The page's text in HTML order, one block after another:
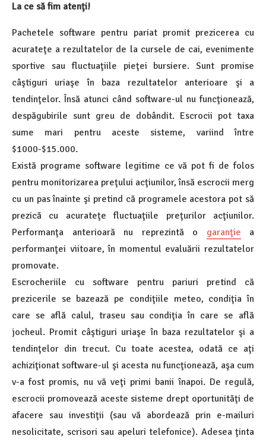
La ce să fim atenţi!
Pachetele software pentru pariat promit prezicerea cu
acurateţe a rezultatelor de la cursele de cai, evenimente
sportive sau fluctuaţiile pieţei bursiere. Sunt promise
câştiguri uriaşe în baza rezultatelor anterioare şi a
tendinţelor. Însă atunci când software-ul nu funcţionează,
despăgubirile sunt greu de dobândit. Escrocii pot taxa
sume mari pentru aceste sisteme, variind între
$1000-$15.000.
Există programe software legitime ce vă pot fi de folos
pentru monitorizarea preţului acţiunilor, însă escrocii merg
cu un pas înainte şi pretind că programele acestora pot să
prezică cu acurateţe fluctuaţiile preţurilor acţiunilor.
Performanţa anterioară nu reprezintă o garanţie a
performanţei viitoare, în momentul evaluării rezultatelor
promovate.
Escrocheriile cu software pentru pariuri pretind că
prezicerile se bazează pe condiţiile meteo, condiţia în
care se află calul, traseu sau condiţia în care se află
jocheul. Promit câştiguri uriaşe în baza rezultatelor şi a
tendinţelor din trecut. Cu toate acestea, odată ce aţi
achiziţionat software-ul şi acesta nu funcţionează, aşa cum
v-a fost promis, nu vă veţi primi banii înapoi. De regulă,
escrocii promovează aceste sisteme drept oportunităţi de
afacere sau investiţii (sau vă abordează prin e-mailuri
nesolicitate, scrisori sau apeluri telefonice). Adesea ţinta